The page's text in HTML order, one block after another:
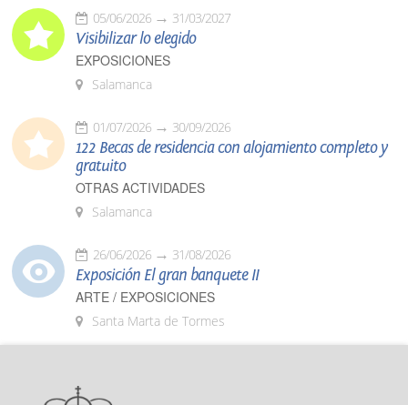
05/06/2026 31/03/2027
Visibilizar lo elegido
EXPOSICIONES
Salamanca
01/07/2026 30/09/2026
122 Becas de residencia con alojamiento completo y
gratuito
OTRAS ACTIVIDADES
Salamanca
26/06/2026 31/08/2026
Exposición El gran banquete II
ARTE / EXPOSICIONES
Santa Marta de Tormes